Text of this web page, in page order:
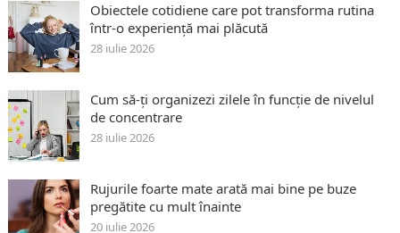
Obiectele cotidiene care pot transforma rutina
într-o experiență mai plăcută
28 iulie 2026
Cum să-ți organizezi zilele în funcție de nivelul
de concentrare
28 iulie 2026
Rujurile foarte mate arată mai bine pe buze
pregătite cu mult înainte
20 iulie 2026